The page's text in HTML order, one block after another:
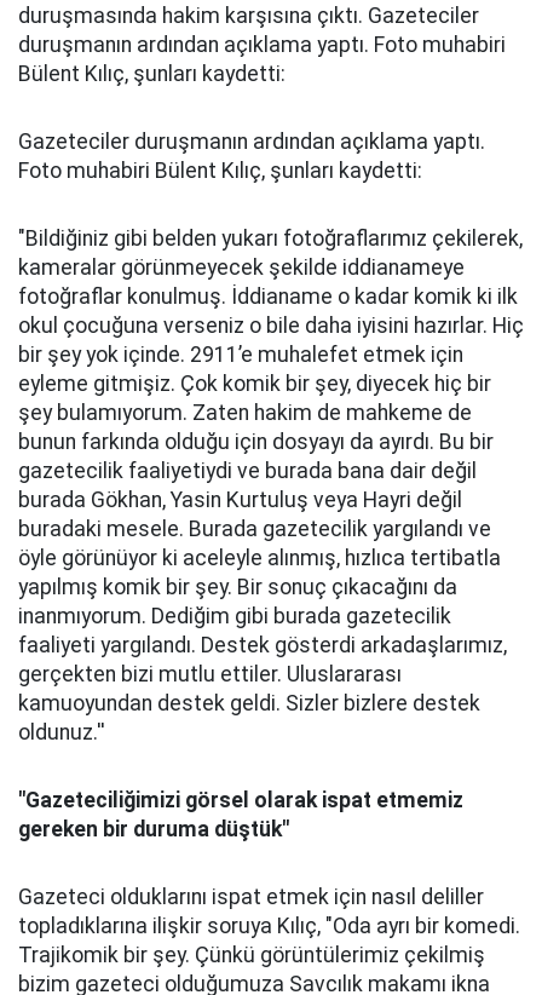
duruşmasında hakim karşısına çıktı. Gazeteciler
duruşmanın ardından açıklama yaptı. Foto muhabiri
Bülent Kılıç, şunları kaydetti:
Gazeteciler duruşmanın ardından açıklama yaptı.
Foto muhabiri Bülent Kılıç, şunları kaydetti:
"Bildiğiniz gibi belden yukarı fotoğraflarımız çekilerek,
kameralar görünmeyecek şekilde iddianameye
fotoğraflar konulmuş. İddianame o kadar komik ki ilk
okul çocuğuna verseniz o bile daha iyisini hazırlar. Hiç
bir şey yok içinde. 2911’e muhalefet etmek için
eyleme gitmişiz. Çok komik bir şey, diyecek hiç bir
şey bulamıyorum. Zaten hakim de mahkeme de
bunun farkında olduğu için dosyayı da ayırdı. Bu bir
gazetecilik faaliyetiydi ve burada bana dair değil
burada Gökhan, Yasin Kurtuluş veya Hayri değil
buradaki mesele. Burada gazetecilik yargılandı ve
öyle görünüyor ki aceleyle alınmış, hızlıca tertibatla
yapılmış komik bir şey. Bir sonuç çıkacağını da
inanmıyorum. Dediğim gibi burada gazetecilik
faaliyeti yargılandı. Destek gösterdi arkadaşlarımız,
gerçekten bizi mutlu ettiler. Uluslararası
kamuoyundan destek geldi. Sizler bizlere destek
oldunuz.''
"Gazeteciliğimizi görsel olarak ispat etmemiz
gereken bir duruma düştük"
Gazeteci olduklarını ispat etmek için nasıl deliller
topladıklarına ilişkir soruya Kılıç, "Oda ayrı bir komedi.
Trajikomik bir şey. Çünkü görüntülerimiz çekilmiş
bizim gazeteci olduğumuza Savcılık makamı ikna